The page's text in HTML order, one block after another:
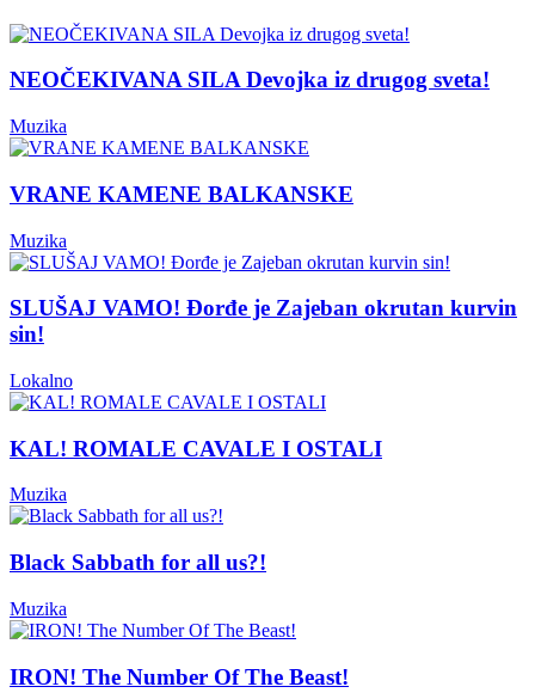
NEOČEKIVANA SILA Devojka iz drugog sveta!
Muzika
VRANE KAMENE BALKANSKE
Muzika
SLUŠAJ VAMO! Đorđe je Zajeban okrutan kurvin
sin!
Lokalno
KAL! ROMALE CAVALE I OSTALI
Muzika
Black Sabbath for all us?!
Muzika
IRON! The Number Of The Beast!